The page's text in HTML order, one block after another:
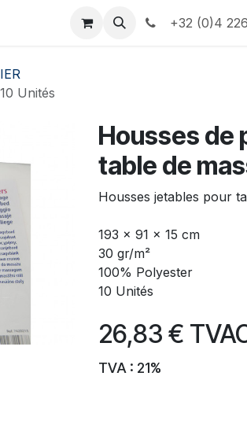
Informations +32 (0)4
Unités
Housses de
table de
Housses jetables pour
193 x 91 x 15 cm
30 gr/m²
100% Polyester
10 Unités
26,83 €
TVA : 21%